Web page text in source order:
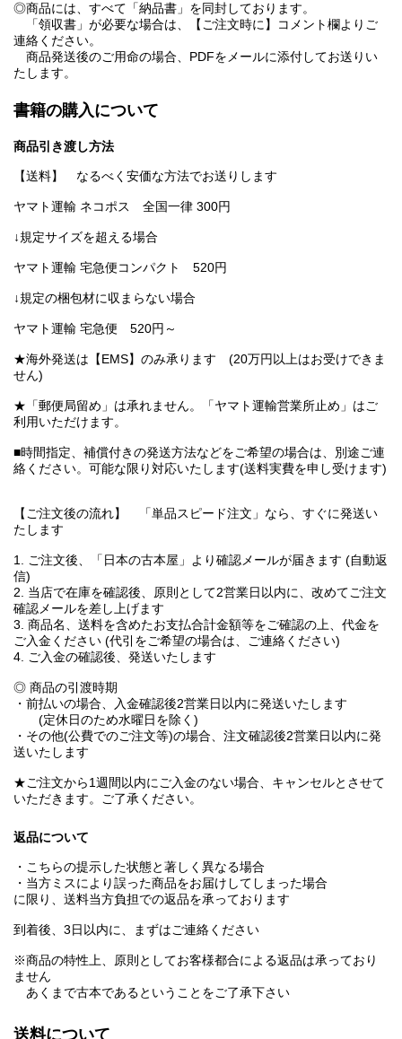
◎商品には、すべて「納品書」を同封しております。
「領収書」が必要な場合は、【ご注文時に】コメント欄よりご
連絡ください。
商品発送後のご用命の場合、PDFをメールに添付してお送りい
たします。
書籍の購入について
商品引き渡し方法
【送料】 なるべく安価な方法でお送りします
ヤマト運輸 ネコポス 全国一律 300円
↓規定サイズを超える場合
ヤマト運輸 宅急便コンパクト 520円
↓規定の梱包材に収まらない場合
ヤマト運輸 宅急便 520円～
★海外発送は【EMS】のみ承ります (20万円以上はお受けできま
せん)
★「郵便局留め」は承れません。「ヤマト運輸営業所止め」はご
利用いただけます。
■時間指定、補償付きの発送方法などをご希望の場合は、別途ご連
絡ください。可能な限り対応いたします(送料実費を申し受けます)
【ご注文後の流れ】 「単品スピード注文」なら、すぐに発送い
たします
1. ご注文後、「日本の古本屋」より確認メールが届きます (自動返
信)
2. 当店で在庫を確認後、原則として2営業日以内に、改めてご注文
確認メールを差し上げます
3. 商品名、送料を含めたお支払合計金額等をご確認の上、代金を
ご入金ください (代引をご希望の場合は、ご連絡ください)
4. ご入金の確認後、発送いたします
◎ 商品の引渡時期
・前払いの場合、入金確認後2営業日以内に発送いたします
(定休日のため水曜日を除く)
・その他(公費でのご注文等)の場合、注文確認後2営業日以内に発
送いたします
★ご注文から1週間以内にご入金のない場合、キャンセルとさせて
いただきます。ご了承ください。
返品について
・こちらの提示した状態と著しく異なる場合
・当方ミスにより誤った商品をお届けしてしまった場合
に限り、送料当方負担での返品を承っております
到着後、3日以内に、まずはご連絡ください
※商品の特性上、原則としてお客様都合による返品は承っており
ません
あくまで古本であるということをご了承下さい
送料について